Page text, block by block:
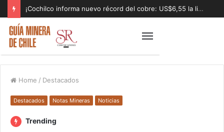
¡Cochilco informa nuevo récord del cobre: US$6,55 la libra!
Home / Destacados
Destacados Notas Mineras Noticias
Trending